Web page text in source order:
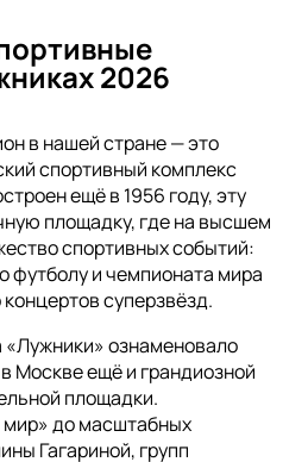
2026
в нашей стране — это
спортивный комплекс
ещё в 1956 году, эту
площадку, где на высшем
спортивных событий:
футболу и чемпионата мира
суперзвёзд.
ознаменовало
Москве ещё и грандиозной
площадки.
до масштабных
Гагариной, групп